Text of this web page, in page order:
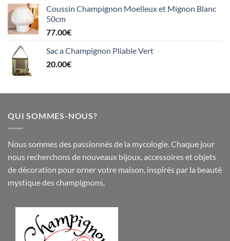
Coussin Champignon Moelleux et Mignon Blanc
50cm
77.00€
Sac a Champignon Pliable Vert
20.00€
QUI SOMMES-NOUS?
Nous sommes des passionnés de la mycologie. Chaque jour
nous recherchons de nouveaux bijoux,accessoireset objets
dedécoration pour orner votre maison, inspirés par la beauté
mystique des champignons.